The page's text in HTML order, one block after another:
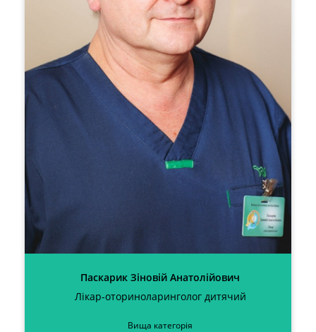
Паскарик Зіновій Анатолійович
Лікар-оториноларинголог дитячий
Вища категорія